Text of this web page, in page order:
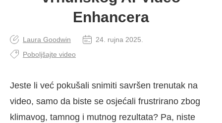
Enhancera
Laura Goodwin
24. rujna 2025.
Poboljšajte video
Jeste li već pokušali snimiti savršen trenutak na
video, samo da biste se osjećali frustrirano zbog
klimavog, tamnog i mutnog rezultata? Pa, niste